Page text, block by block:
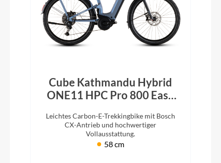
Cube Kathmandu Hybrid
ONE11 HPC Pro 800 Easy
Leichtes Carbon-E-Trekkingbike mit Bosch
CX-Antrieb und hochwertiger
Vollausstattung.
58 cm